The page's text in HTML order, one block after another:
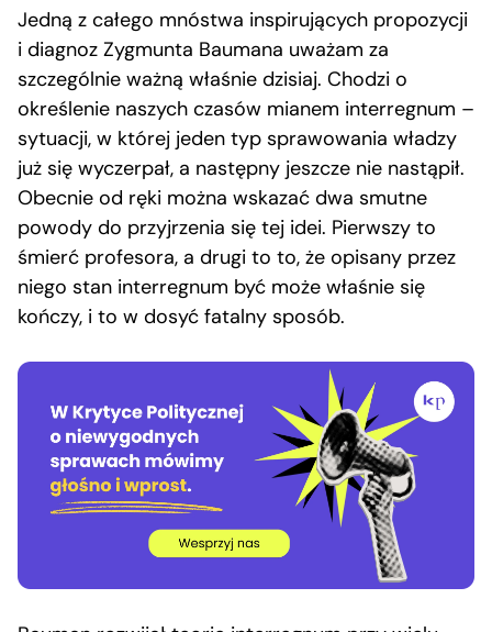
Jedną z całego mnóstwa inspirujących propozycji
i diagnoz Zygmunta Baumana uważam za
szczególnie ważną właśnie dzisiaj. Chodzi o
określenie naszych czasów mianem interregnum –
sytuacji, w której jeden typ sprawowania władzy
już się wyczerpał, a następny jeszcze nie nastąpił.
Obecnie od ręki można wskazać dwa smutne
powody do przyjrzenia się tej idei. Pierwszy to
śmierć profesora, a drugi to to, że opisany przez
niego stan interregnum być może właśnie się
kończy, i to w dosyć fatalny sposób.